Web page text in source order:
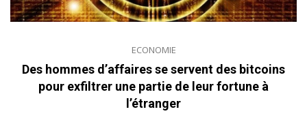
ECONOMIE
Des hommes d’affaires se servent des bitcoins
pour exfiltrer une partie de leur fortune à
l’étranger